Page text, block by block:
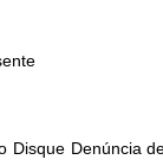
Denúncia